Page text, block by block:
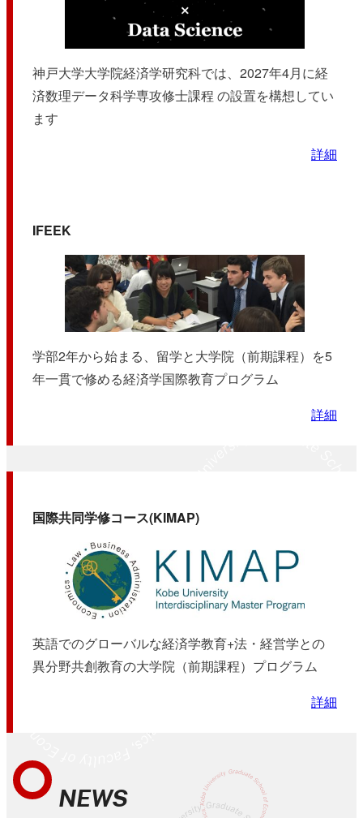
神戸大学大学院経済学研究科では、2027年4月に経
済数理データ科学専攻修士課程 の設置を構想してい
ます
詳細
IFEEK
学部2年から始まる、留学と大学院（前期課程）を5
年一貫で修める経済学国際教育プログラム
詳細
国際共同学修コース(KIMAP)
英語でのグローバルな経済学教育+法・経営学との
異分野共創教育の大学院（前期課程）プログラム
詳細
NEWS